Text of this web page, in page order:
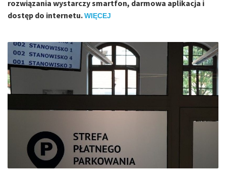
rozwiązania wystarczy smartfon, darmowa aplikacja i
dostęp do internetu.WIĘCEJ